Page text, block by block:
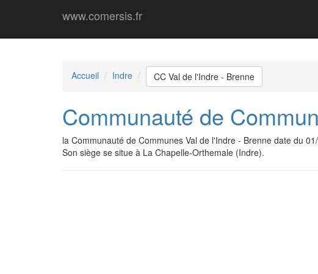
www.comersis.fr
Accueil Indre CC Val de l'Indre - Brenne
Communauté de
la Communauté de Communes Val de l'Indre - Brenne date du
Son siège se situe à La Chapelle-Orthemale (Indre).